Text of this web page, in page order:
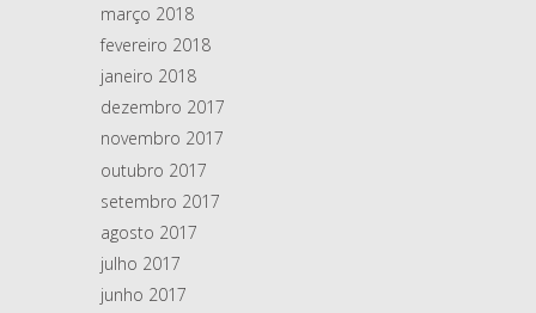
março 2018
fevereiro 2018
janeiro 2018
dezembro 2017
novembro 2017
outubro 2017
setembro 2017
agosto 2017
julho 2017
junho 2017